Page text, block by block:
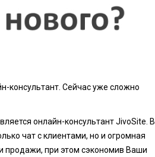
консультант. Сейчас уже сложно
онлайн-консультант JivoSite. В
чат с клиентами, но и огромная
продажи, при этом сэкономив Ваши